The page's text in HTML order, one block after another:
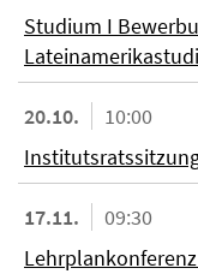
Studium I
20.10.
10:00
17.11.
09:30